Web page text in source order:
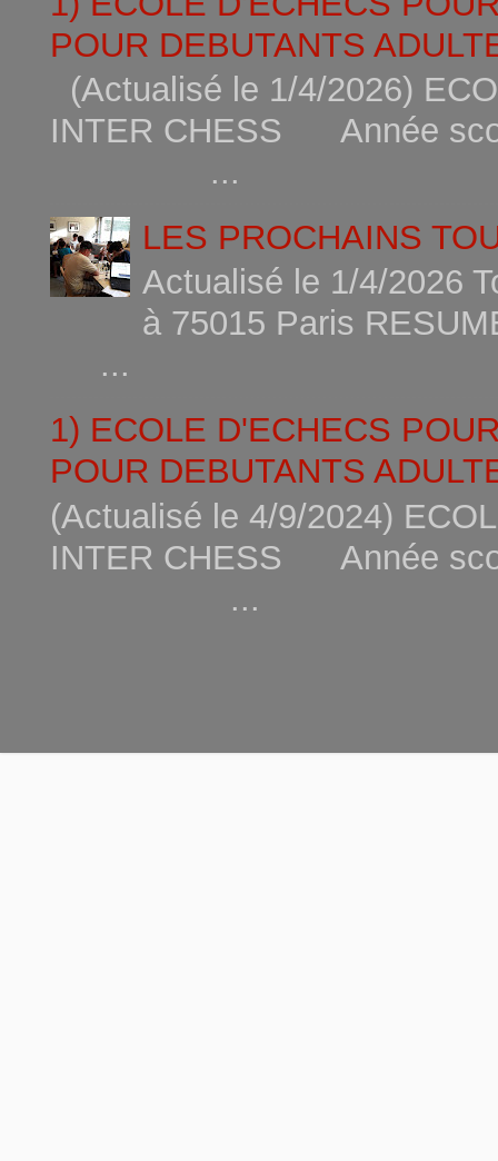
POUR DEBUTANTS
(Actualisé le 1/4/2026)
INTER CHESS Année
...
LES PROCHAINS
Actualisé le 1/4/2026
à 75015
...
1) ECOLE D'ECHECS
POUR DEBUTANTS
(Actualisé le 4/9/2024)
INTER CHESS Année
...